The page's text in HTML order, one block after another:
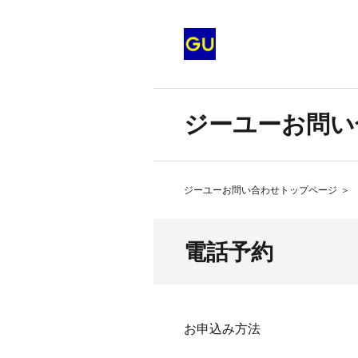
ジーユーお問
ジーユーお問い合わせトップページ ＞
電話予約
お申込み方法